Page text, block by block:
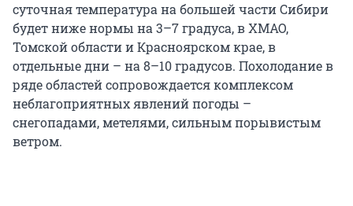
суточная температура на большей части Сибири
будет ниже нормы на 3–7 градуса, в ХМАО,
Томской области и Красноярском крае, в
отдельные дни – на 8–10 градусов. Похолодание в
ряде областей сопровождается комплексом
неблагоприятных явлений погоды –
снегопадами, метелями, сильным порывистым
ветром.